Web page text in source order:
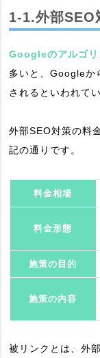
1-1.外部SEO
Googleのアルゴリ
多いと、Googleか
されるといわれてい
外部SEO対策の料
記の通りです。
料金相場
料金形態
施策の目的
施策の内容
被リンクとは、外